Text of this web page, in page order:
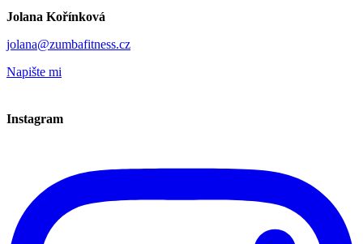
Jolana Kořínková
jolana@zumbafitness.cz
Napište mi
Instagram